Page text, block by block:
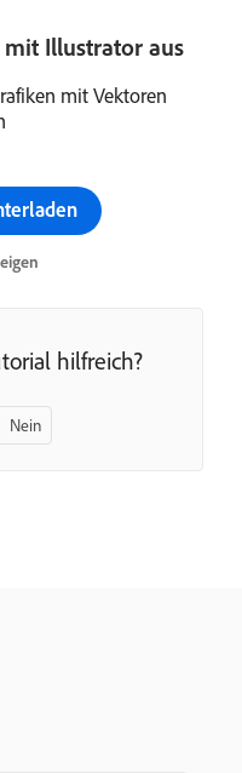
Illustrator aus
mit Vektoren
hilfreich?
Nein